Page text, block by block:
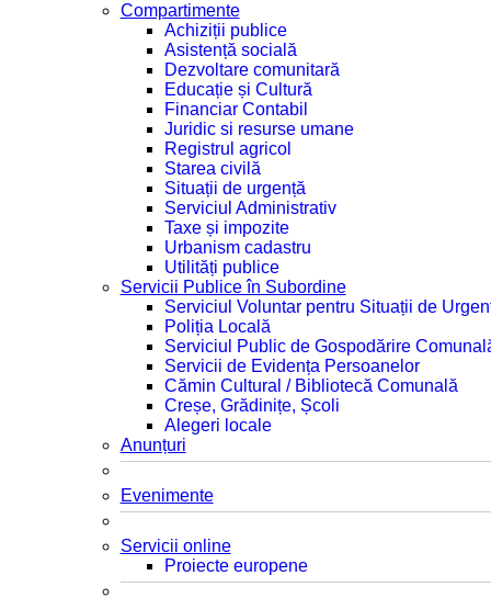
Compartimente
Achiziții publice
Asistență socială
Dezvoltare comunitară
Educație și Cultură
Financiar Contabil
Juridic si resurse umane
Registrul agricol
Starea civilă
Situații de urgență
Serviciul Administrativ
Taxe și impozite
Urbanism cadastru
Utilități publice
Servicii Publice în Subordine
Serviciul Voluntar pentru Situații de
Poliția Locală
Serviciul Public de Gospodărire
Servicii de Evidența Persoanelor
Cămin Cultural / Bibliotecă Comunală
Creșe, Grădinițe, Școli
Alegeri locale
Anunțuri
Evenimente
Servicii online
Proiecte europene